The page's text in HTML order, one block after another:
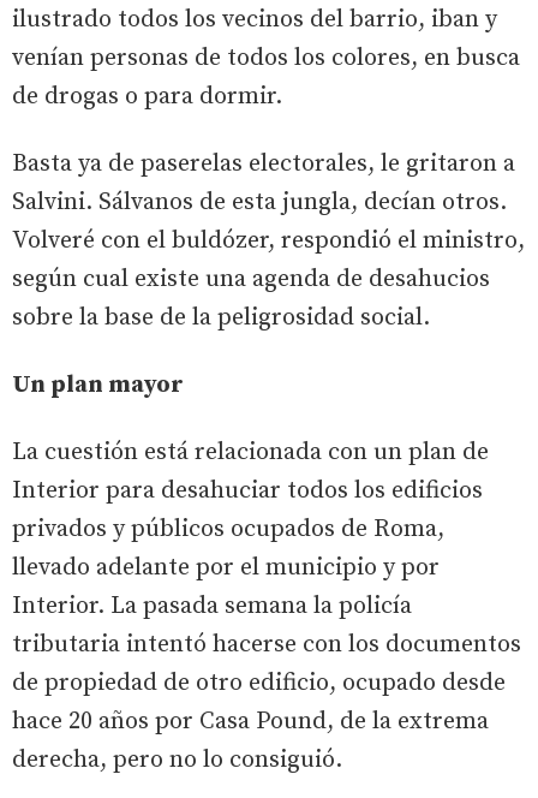
ilustrado todos los vecinos del barrio, iban y
venían personas de todos los colores, en busca
de drogas o para dormir.
Basta ya de paserelas electorales, le gritaron a
Salvini. Sálvanos de esta jungla, decían otros.
Volveré con el buldózer, respondió el ministro,
según cual existe una agenda de desahucios
sobre la base de la peligrosidad social.
Un plan mayor
La cuestión está relacionada con un plan de
Interior para desahuciar todos los edificios
privados y públicos ocupados de Roma,
llevado adelante por el municipio y por
Interior. La pasada semana la policía
tributaria intentó hacerse con los documentos
de propiedad de otro edificio, ocupado desde
hace 20 años por Casa Pound, de la extrema
derecha, pero no lo consiguió.